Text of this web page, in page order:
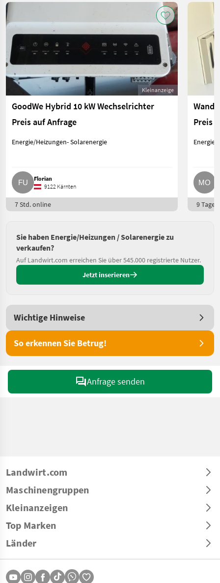
Kleinanzeige
GoodWe Hybrid 10 kW Wechselrichter
Preis auf Anfrage
Energie/Heizungen- Solarenergie
Florian
9122 Kärnten
7 Std. online
Preis
Energie/
9 Tage
Sie haben Energie/Heizungen / Solarenergie zu
verkaufen?
Auf Landwirt.com erreichen Sie über 545.000 registrierte Nutzer.
Jetzt inserieren
Wichtige Hinweise
So erkennen Sie Betrug!
Anfrage senden
Landwirt.com
Maschinengruppen
Kleinanzeigen
Top Marken
Länder